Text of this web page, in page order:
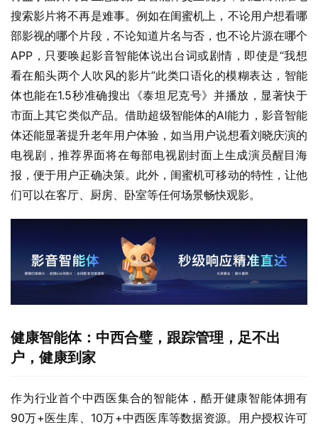
搜索影片将不再是难事。例如在闺蜜机上，不论用户想看哪
部影视的哪个片段，不论知道片名与否，也不论片源在哪个
APP，只要唤起影音智能体说出台词或剧情，即使是“我想
看在船头两个人吹风的影片”此类口语化的模糊表达，智能
体也能在1.5秒准确搜出《泰坦尼克号》并播放，显著快于
市面上其它类似产品。借助超级智能体的AI能力，影音智能
体还能显著提升老年用户体验，如当用户说想看刘晓庆演的
电视剧，推荐界面将在每部电视剧封面上生成演员醒目海
报，便于用户正确决策。此外，闺蜜机可移动的特性，让他
们可以在客厅、厨房、卧室等任何场景畅快观影。
健康智能体：中西合璧，跟踪管理，⾜不出
户，健康到家
作为行业首个中西医集合的智能体，酷开健康智能体拥有
90万+医生库、10万+中西医库等数据资源。用户授权许可